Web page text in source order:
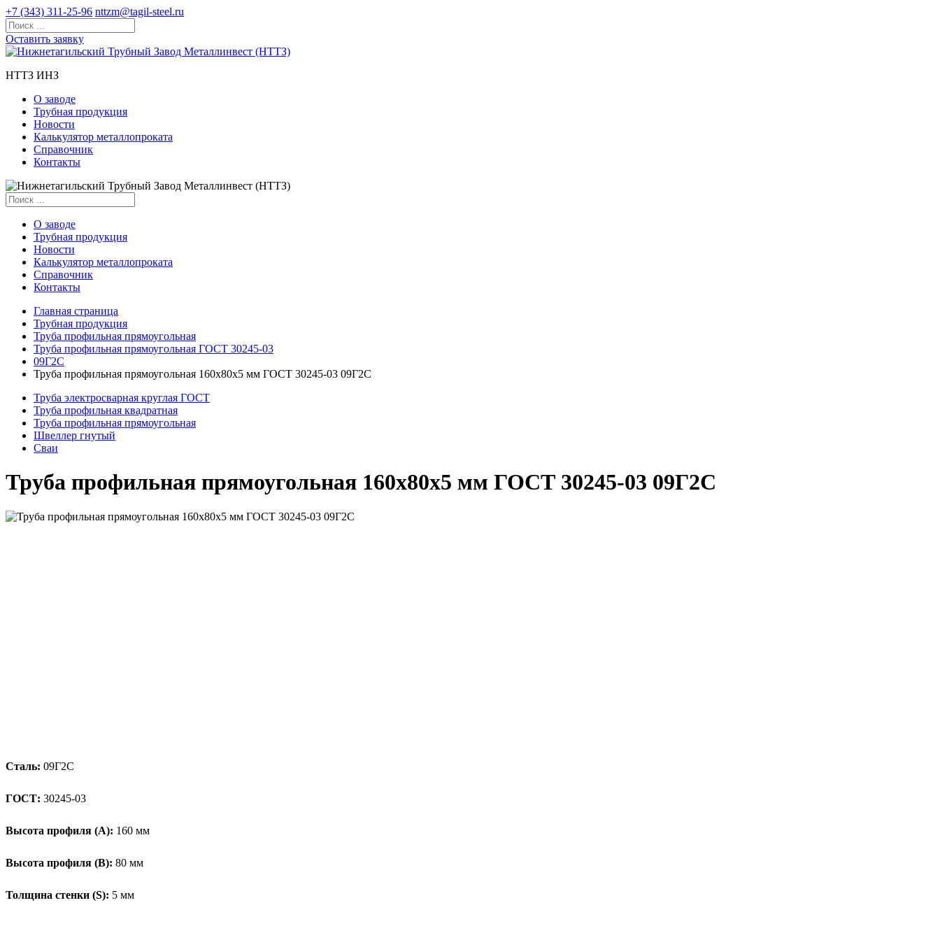
+7 (343) 311-25-96 nttzm@tagil-steel.ru
Оставить заявку
НТТЗ ИНЗ
О заводе
Трубная продукция
Новости
Калькулятор металлопроката
Справочник
Контакты
О заводе
Трубная продукция
Новости
Калькулятор металлопроката
Справочник
Контакты
Главная страница
Трубная продукция
Труба профильная прямоугольная
Труба профильная прямоугольная ГОСТ 30245-03
09Г2С
Труба профильная прямоугольная 160x80x5 мм ГОСТ 30245-03 09Г2С
Труба электросварная круглая ГОСТ
Труба профильная квадратная
Труба профильная прямоугольная
Швеллер гнутый
Сваи
Труба профильная прямоугольная 160x80x5 мм ГОСТ 30245-03 09Г2С
Сталь: 09Г2С
ГОСТ: 30245-03
Высота профиля (А): 160 мм
Высота профиля (B): 80 мм
Толщина стенки (S): 5 мм